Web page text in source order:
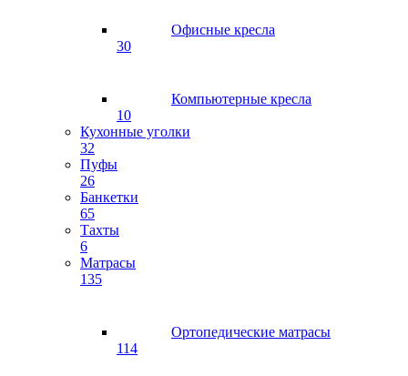
Офисные кресла
30
Компьютерные кресла
10
Кухонные уголки
32
Пуфы
26
Банкетки
65
Тахты
6
Матрасы
135
Ортопедические матрасы
114